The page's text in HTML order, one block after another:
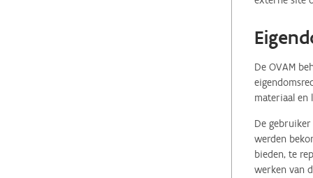
De OVAM
materiaal en
De
werden
bieden, te
werken van